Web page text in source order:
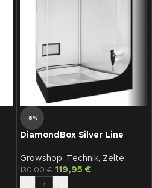
-8%
DiamondBox Silver Line
Growshop, Technik, Zelte
130,00€ 119,95 €